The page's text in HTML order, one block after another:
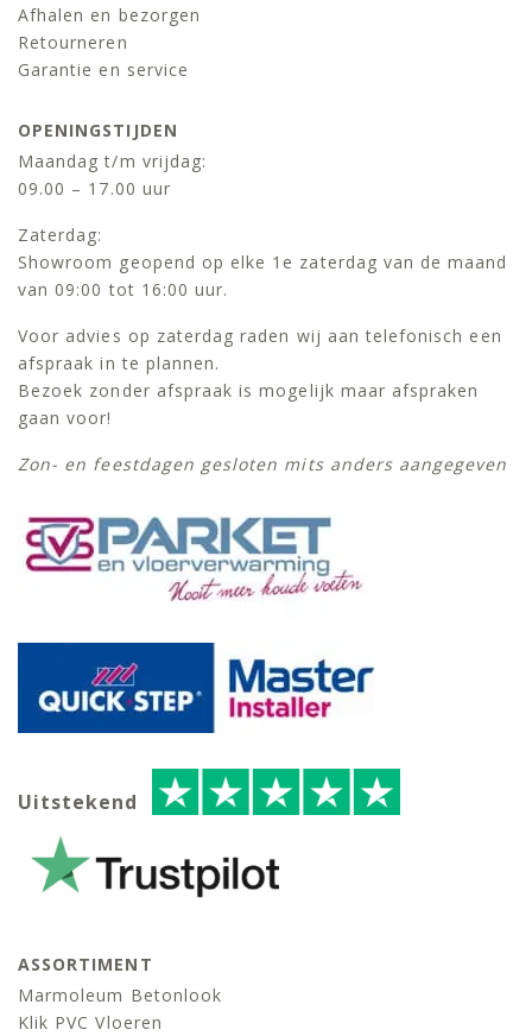
Afhalen en bezorgen
Retourneren
Garantie en service
OPENINGSTIJDEN
Maandag t/m vrijdag:
09.00 – 17.00 uur
Zaterdag:
Showroom geopend op elke 1e zaterdag van de maand
van 09:00 tot 16:00 uur.
Voor advies op zaterdag raden wij aan telefonisch een
afspraak in te plannen.
Bezoek zonder afspraak is mogelijk maar afspraken
gaan voor!
Zon- en feestdagen gesloten mits anders aangegeven
Uitstekend
ASSORTIMENT
Marmoleum Betonlook
Klik PVC Vloeren